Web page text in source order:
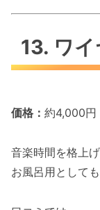
13. ワ
価格： 約4,000円
音楽時間を格上
お風呂用としても